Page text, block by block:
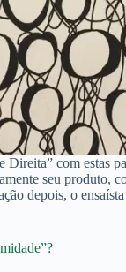
com estas
seu
depois, o